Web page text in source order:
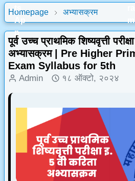
Homepage अभ्यासक्रम
पूर्व उच्च प्राथमिक शिष्यवृत्ती
अभ्यासक्रम | Pre Higher
Exam Syllabus for 5th
Admin १८ ऑक्टो, २०२४